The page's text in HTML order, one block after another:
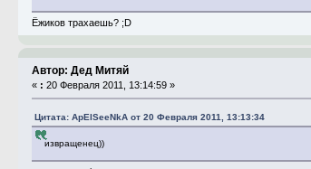
Ёжиков трахаешь? ;D
Автор: Дед Митяй
« : 20 Февраля 2011, 13:14:59 »
Цитата: ApElSeeNkA от 20 Февраля 2011, 13:13:34
извращенец))